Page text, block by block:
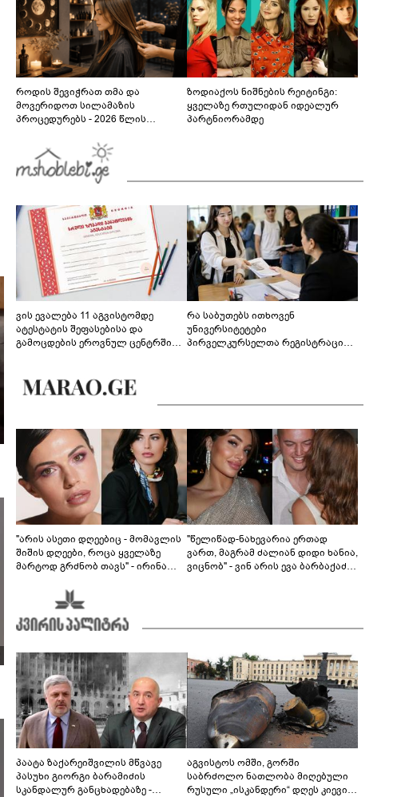
როდის შევიჭრათ თმა და
მოვერიდოთ სილამაზის
პროცედურებს - 2026 წლის
გზამკვლევი
ზოდიაქოს ნიშნების რეიტინგი:
ყველაზე რთულიდან იდეალურ
პარტნიორამდე
ვის ევალება 11 აგვისტომდე
ატესტატის შეფასებისა და
გამოცდების ეროვნულ ცენტრში
რა საბუთებს ითხოვენ
უნივერსიტეტები
პირველკურსელთა რეგისტრაციის
"არის ასეთი დღეებიც - მომავლის
შიშის დღეები, როცა ყველაზე
მარტოდ გრძნობ თავს" - ირინა
"წელიწად-ნახევარია ერთად
ვართ, მაგრამ ძალიან დიდი ხანია,
ვიცნობ" - ვინ არის ევა ბარბაქაძის
პაატა ზაქარეიშვილის მწვავე
პასუხი გიორგი ბარამიძის
სკანდალურ განცხადებაზე -
აგვისტოს ომში, გორში
საბრძოლო ნათლობა მიღებული
რუსული „ისკანდერი“ დღეს კიევის